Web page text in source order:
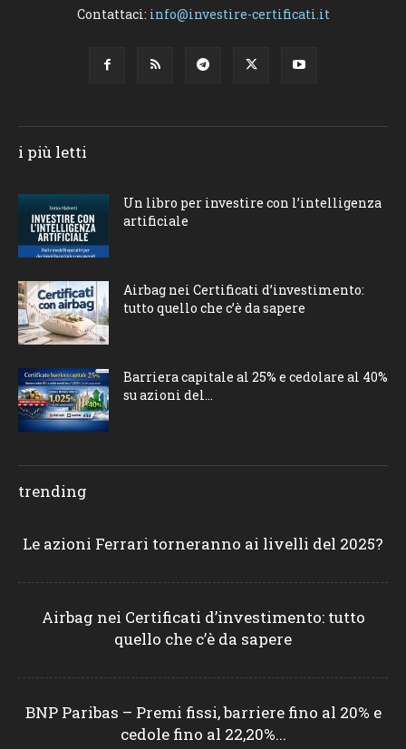
Contattaci: info@investire-certificati.it
i più letti
Un libro per investire con l’intelligenza
artificiale
Airbag nei Certificati d’investimento:
tutto quello che c’è da sapere
Barriera capitale al 25% e cedolare al 40%
su azioni del...
trending
Le azioni Ferrari torneranno ai livelli del 2025?
Airbag nei Certificati d’investimento: tutto
quello che c’è da sapere
BNP Paribas – Premi fissi, barriere fino al 20% e
cedole fino al 22,20%...